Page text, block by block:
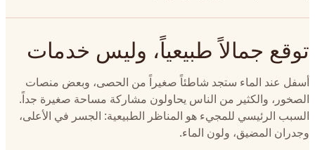
توقع جمالاً طبيعياً، وليس خدمات
أسفل عند الماء ستجد شاطئاً صغيراً من الحصى، وبعض منصات
الصخور، والكثير من الناس يحاولون مشاركة مساحة صغيرة جداً.
السبب الرئيسي للمجيء هو المناظر الطبيعية: الجسر في الأعلى،
وجدران المضيق، ولون الماء.